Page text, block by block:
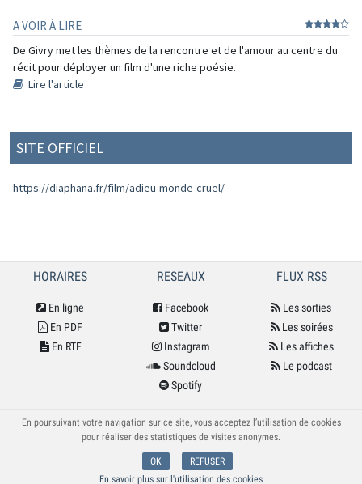
A VOIR À LIRE
De Givry met les thèmes de la rencontre et de l'amour au centre du
récit pour déployer un film d'une riche poésie.
Lire l'article
SITE OFFICIEL
https://diaphana.fr/film/adieu-monde-cruel/
HORAIRES
En ligne
En PDF
En RTF
RESEAUX
Facebook
Twitter
Instagram
Soundcloud
Spotify
FLUX RSS
Les sorties
Les soirées
Les affiches
Le podcast
© Cybele 2026
En poursuivant votre navigation sur ce site, vous acceptez l’utilisation de cookies
pour réaliser des statistiques de visites anonymes.
OK
REFUSER
En savoir plus sur l'utilisation des cookies